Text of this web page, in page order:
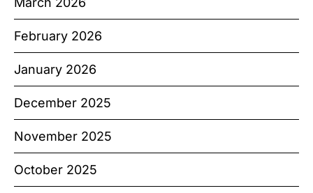
February 2026
January 2026
December 2025
November 2025
October 2025